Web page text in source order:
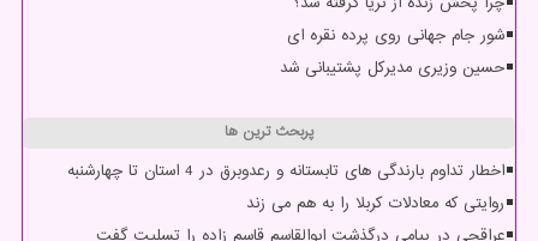
شور جام جهانی روی پرده نقره ای
حسین وزیری مدیرکل پشتیبانی شد
پربحث ترین ها
اخطار تداوم بارندگی های تابستانه و رعدوبرق در 4 استان تا چهارشنبه
روایتی که معادلات کربلا را به هم می زند